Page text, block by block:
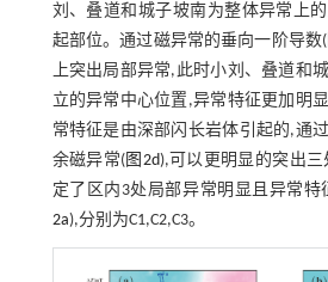
刘、叠道和城子坡南为整体异常上
起部位。通过磁异常的垂向一阶导数(
上突出局部异常,此时小刘、叠道和
立的异常中心位置,异常特征更加明
常特征是由深部闪长岩体引起的,通
余磁异常( 图2d),可以更明显的突出
定了区内3处局部异常明显且异常特
2a),分别为C1,C2,C3。